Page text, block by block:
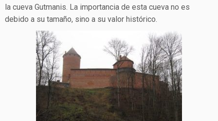
la cueva Gutmanis. La importancia de esta cueva no es
debido a su tamaño, sino a su valor histórico.